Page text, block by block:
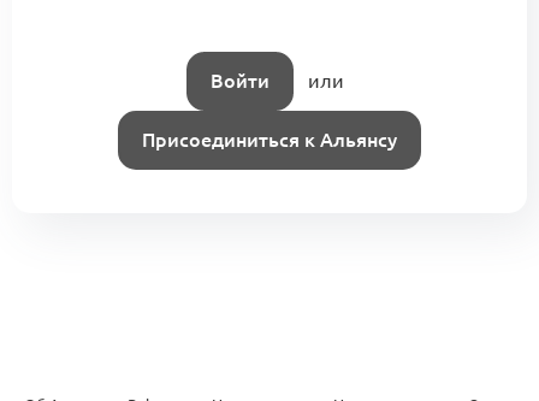
Войти или
Присоединиться к Альянсу